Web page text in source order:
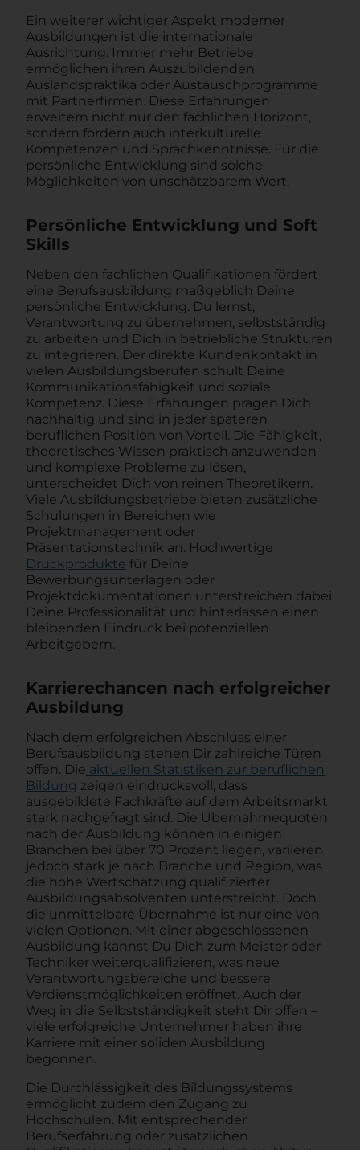
Ein weiterer wichtiger Aspekt moderner
Ausbildungen ist die internationale
Ausrichtung. Immer mehr Betriebe
ermöglichen ihren Auszubildenden
Auslandspraktika oder Austauschprogramme
mit Partnerfirmen. Diese Erfahrungen
erweitern nicht nur den fachlichen Horizont,
sondern fördern auch interkulturelle
Kompetenzen und Sprachkenntnisse. Für die
persönliche Entwicklung sind solche
Möglichkeiten von unschätzbarem Wert.
Persönliche Entwicklung und Soft
Skills
Neben den fachlichen Qualifikationen fördert
eine Berufsausbildung maßgeblich Deine
persönliche Entwicklung. Du lernst,
Verantwortung zu übernehmen, selbstständig
zu arbeiten und Dich in betriebliche Strukturen
zu integrieren. Der direkte Kundenkontakt in
vielen Ausbildungsberufen schult Deine
Kommunikationsfähigkeit und soziale
Kompetenz. Diese Erfahrungen prägen Dich
nachhaltig und sind in jeder späteren
beruflichen Position von Vorteil. Die Fähigkeit,
theoretisches Wissen praktisch anzuwenden
und komplexe Probleme zu lösen,
unterscheidet Dich von reinen Theoretikern.
Viele Ausbildungsbetriebe bieten zusätzliche
Schulungen in Bereichen wie
Projektmanagement oder
Präsentationstechnik an. Hochwertige
Druckprodukte für Deine
Bewerbungsunterlagen oder
Projektdokumentationen unterstreichen dabei
Deine Professionalität und hinterlassen einen
bleibenden Eindruck bei potenziellen
Arbeitgebern.
Karrierechancen nach erfolgreicher
Ausbildung
Nach dem erfolgreichen Abschluss einer
Berufsausbildung stehen Dir zahlreiche Türen
offen. Die aktuellen Statistiken zur beruflichen
Bildung zeigen eindrucksvoll, dass
ausgebildete Fachkräfte auf dem Arbeitsmarkt
stark nachgefragt sind. Die Übernahmequoten
nach der Ausbildung können in einigen
Branchen bei über 70 Prozent liegen, variieren
jedoch stark je nach Branche und Region, was
die hohe Wertschätzung qualifizierter
Ausbildungsabsolventen unterstreicht. Doch
die unmittelbare Übernahme ist nur eine von
vielen Optionen. Mit einer abgeschlossenen
Ausbildung kannst Du Dich zum Meister oder
Techniker weiterqualifizieren, was neue
Verantwortungsbereiche und bessere
Verdienstmöglichkeiten eröffnet. Auch der
Weg in die Selbstständigkeit steht Dir offen –
viele erfolgreiche Unternehmer haben ihre
Karriere mit einer soliden Ausbildung
begonnen.
Die Durchlässigkeit des Bildungssystems
ermöglicht zudem den Zugang zu
Hochschulen. Mit entsprechender
Berufserfahrung oder zusätzlichen